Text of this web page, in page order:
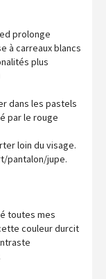
prolonge
à carreaux blancs
plus
dans les pastels
par le rouge
loin du visage.
pantalon/jupe.
toutes mes
couleur durcit